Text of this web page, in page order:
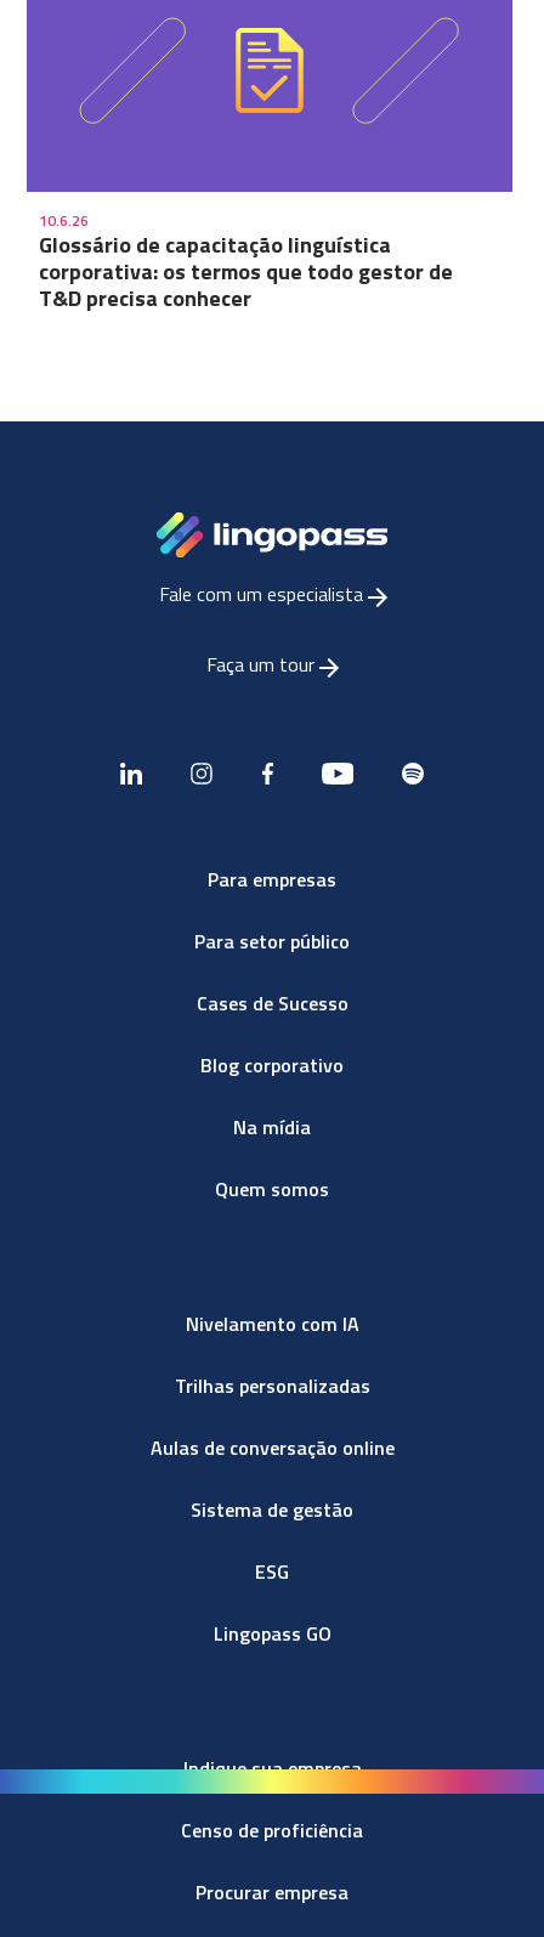
10.6.26
Glossário de capacitação linguística
corporativa: os termos que todo gestor de
T&D precisa conhecer
Fale com um especialista
Faça um tour
Para empresas
Para setor público
Cases de Sucesso
Blog corporativo
Na mídia
Quem somos
Nivelamento com IA
Trilhas personalizadas
Aulas de conversação online
Sistema de gestão
ESG
Lingopass GO
Indique sua empresa
Censo de proficiência
Procurar empresa